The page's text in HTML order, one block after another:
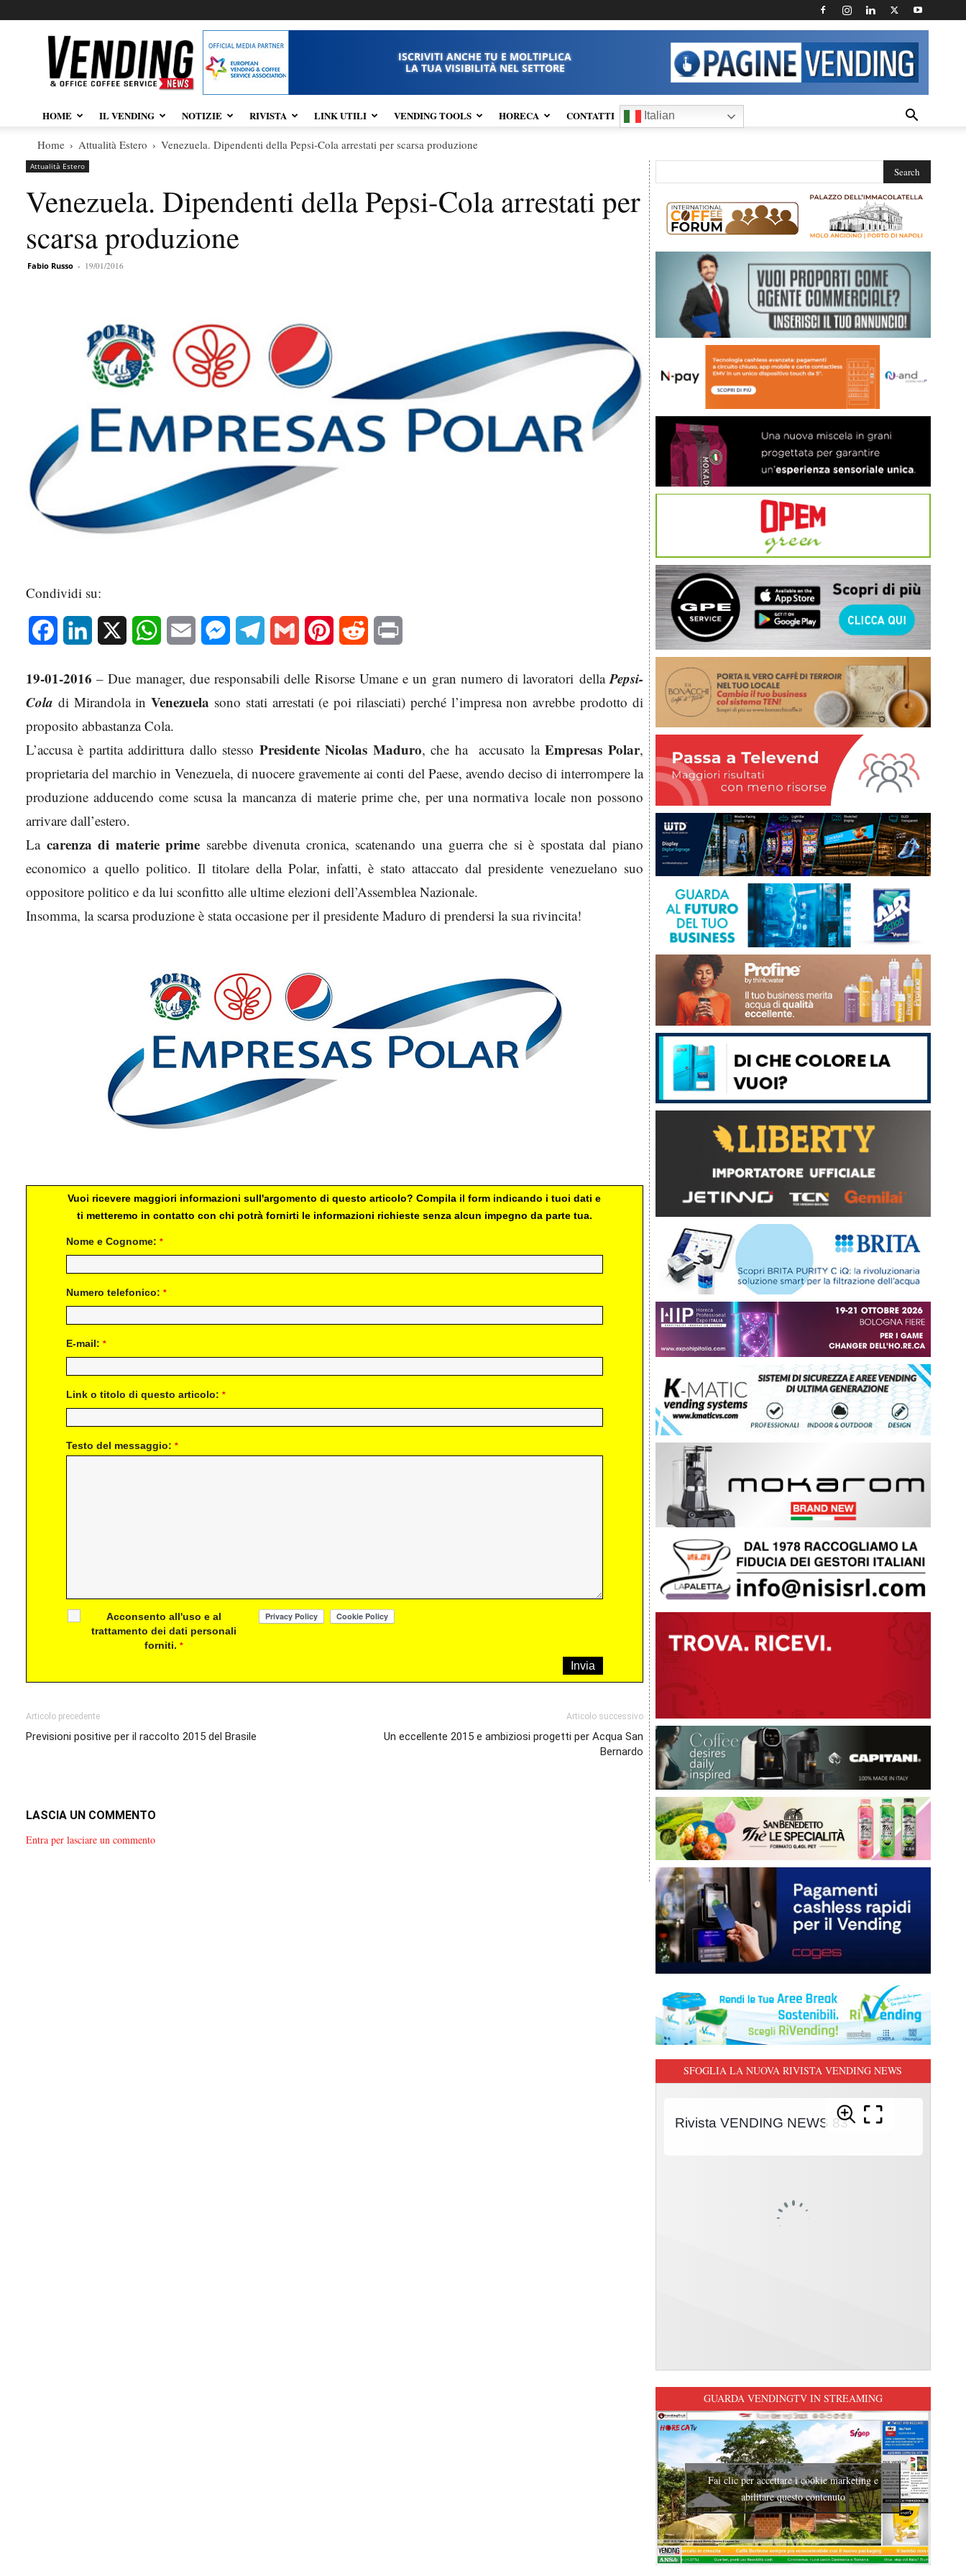
Vendingnews.it
ISCRIVITI ANCHE TU E MOLTIPLICA
LA TUA VISIBILITÀ NEL SETTORE
HOME IL VENDING NOTIZIE RIVISTA LINK UTILI VENDING TOOLS HORECA CONTATTI Italian
Home Attualità Estero Venezuela. Dipendenti della Pepsi-Cola arrestati per scarsa produzione
Attualità Estero
Venezuela. Dipendenti della Pepsi-Cola arrestati per
scarsa produzione
Fabio Russo - 19/01/2016
Condividi su:
Facebook LinkedIn WhatsAppEmail MessengerTelegram Gmail Pinterest Reddit
19-01-2016 – Due manager, due responsabili delle Risorse Umane e un gran numero di lavoratori dellaPepsi-
Cola di Mirandola inVenezuela sono stati arrestati (e poi rilasciati) perché l’impresa non avrebbe prodotto di
proposito abbastanza Cola.
L’accusa è partita addirittura dallo stesso Presidente Nicolas Maduro, che ha accusato laEmpresas Polar,
proprietaria del marchio in Venezuela, di nuocere gravemente ai conti del Paese, avendo deciso di interrompere la
produzione adducendo come scusa la mancanza di materie prime che, per una normativa locale non possono
arrivare dall’estero.
La carenza di materie prime sarebbe divenuta cronica, scatenando una guerra che si è spostata dal piano
economico a quello politico. Il titolare della Polar, infatti, è stato attaccato dal presidente venezuelano suo
oppositore politico e da lui sconfitto alle ultime elezioni dell’Assemblea Nazionale.
Insomma, la scarsa produzione è stata occasione per il presidente Maduro di prendersi la sua rivincita!
Vuoi ricevere maggiori informazioni sull'argomento di questo articolo? Compila il form indicando i tuoi dati e
ti metteremo in contatto con chi potrà fornirti le informazioni richieste senza alcun impegno da parte tua.
Nome e Cognome: *
Numero telefonico: *
E-mail: *
Link o titolo di questo articolo: *
Testo del messaggio: *
Acconsento all'uso e al
trattamento dei dati personali
forniti.*
Articolo precedente
Previsioni positive per il raccolto 2015 del Brasile
Articolo successivo
Un eccellente 2015 e ambiziosi progetti per Acqua San
Bernardo
LASCIA UN COMMENTO
Entra per lasciare un commento
SFOGLIA LA NUOVA RIVISTA VENDING NEWS
GUARDA VENDINGTV IN STREAMING
Fai clic per accettare i cookie marketing e
abilitare questo contenuto